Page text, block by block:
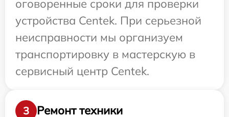
оговоренные сроки для проверки
устройства Centek. При серьезной
неисправности мы организуем
транспортировку в мастерскую в
сервисный центр Centek.
3
Ремонт техники